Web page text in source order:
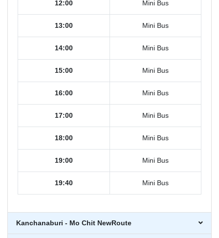
12:00 Mini Bus
13:00 Mini Bus
14:00 Mini Bus
15:00 Mini Bus
16:00 Mini Bus
17:00 Mini Bus
18:00 Mini Bus
19:00 Mini Bus
19:40 Mini Bus
Kanchanaburi - Mo Chit NewRoute